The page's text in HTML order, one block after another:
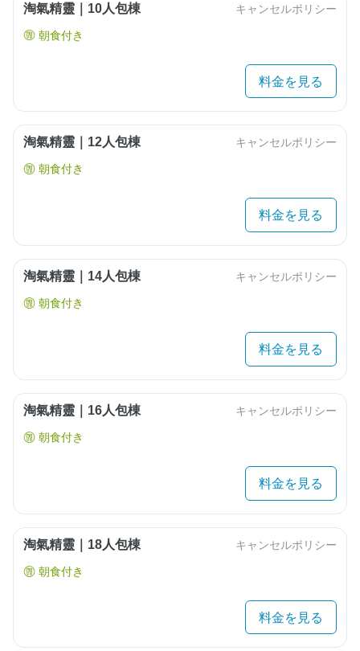
淘氣精靈｜10人包棟 キャンセルポリシー
朝食付き
料金を見る
淘氣精靈｜12人包棟 キャンセルポリシー
朝食付き
料金を見る
淘氣精靈｜14人包棟 キャンセルポリシー
朝食付き
料金を見る
淘氣精靈｜16人包棟 キャンセルポリシー
朝食付き
料金を見る
淘氣精靈｜18人包棟 キャンセルポリシー
朝食付き
料金を見る